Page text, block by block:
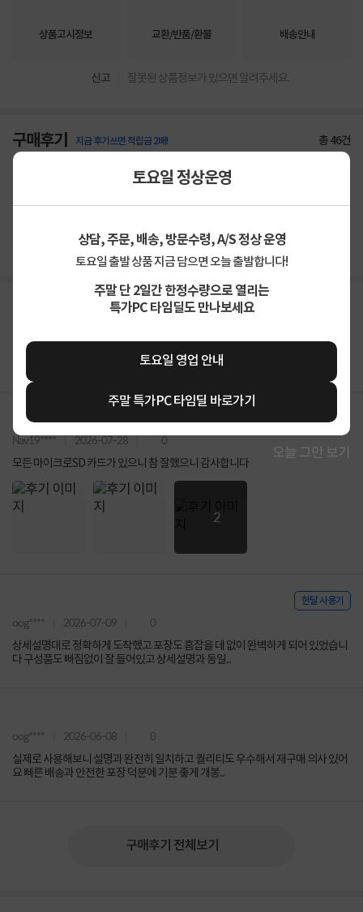
토요일 정상운영
상담, 주문, 배송, 방문수령, A/S 정상 운영
토요일 출발 상품 지금 담으면 오늘 출발합니다!
주말 단 2일간 한정수량으로 열리는
특가PC 타임딜도 만나보세요
토요일 영업 안내
주말 특가PC 타임딜 바로가기
오늘 그만 보기
상품고시정보 교환/반품/환불 배송안내
신고 잘못된 상품정보가 있으면 알려주세요.
구매후기 지금 후기쓰면 적립금 2배! 총46건
5
Nav19**** 2026-07-28 0
모든 마이크로SD 카드가 있으니 참 잘했으니 감사합니다
2
한달 사용기
oog**** 2026-07-09 0
상세설명대로 정확하게 도착했고 포장도 흠잡을 데 없이 완벽하게 되어 있었습니
다 구성품도 빠짐없이 잘 들어있고 상세설명과 동일...
oog**** 2026-06-08 0
실제로 사용해보니 설명과 완전히 일치하고 퀄리티도 우수해서 재구매 의사 있어
요 빠른 배송과 안전한 포장 덕분에 기분 좋게 개봉...
구매후기 전체보기